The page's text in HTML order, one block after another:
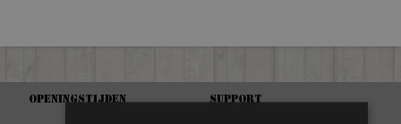
Openingstijden Support